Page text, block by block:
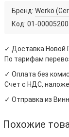
Бренд: Werkö
Код: 01-00005200
✓ Доставка Новой
По тарифам
✓ Оплата без
Счет с НДС,
✓ Отправка из
Похожие